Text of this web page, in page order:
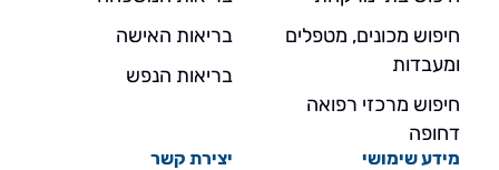
חיפוש מכונים, מטפלים
ומעבדות
חיפוש מרכזי רפואה
דחופה
בריאות האישה
בריאות הנפש
מידע שימושי יצירת קשר